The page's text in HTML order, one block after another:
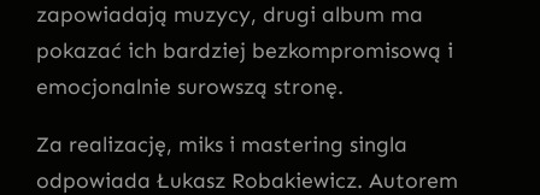
zapowiadają muzycy, drugi album ma
pokazać ich bardziej bezkompromisową i
emocjonalnie surowszą stronę.
Za realizację, miks i mastering singla
odpowiada Łukasz Robakiewicz. Autorem